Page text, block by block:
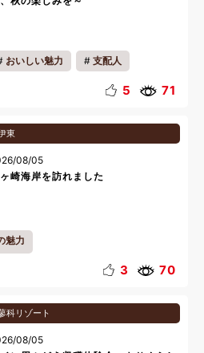
おいしい魅力 支配人
5 71
東
08/05
崎海岸を訪れました
魅力
3 70
科リゾート
08/05